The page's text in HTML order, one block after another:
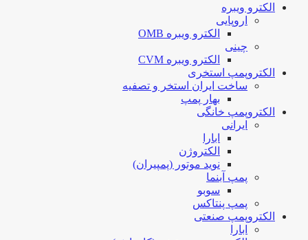
الکترو ویبره
اروپایی
الکترو ویبره OMB
چینی
الکترو ویبره CVM
الکتروپمپ استخری
ساخت ایران استخر و تصفیه
بهار پمپ
الکتروپمپ خانگی
ایرانی
ابارا
الکتروژن
نوید موتور (پمپیران)
پمپ آبنما
سوبو
پمپ پنتاکس
الکتروپمپ صنعتی
ابارا